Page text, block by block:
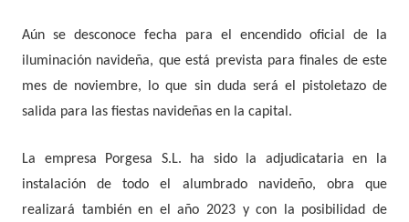
Aún se desconoce fecha para el encendido oficial de la
iluminación navideña, que está prevista para finales de este
mes de noviembre, lo que sin duda será el pistoletazo de
salida para las fiestas navideñas en la capital.
La empresa Porgesa S.L. ha sido la adjudicataria en la
instalación de todo el alumbrado navideño, obra que
realizará también en el año 2023 y con la posibilidad de